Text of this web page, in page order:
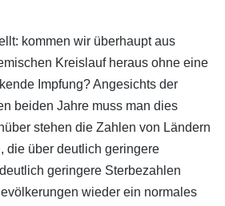
kommen wir überhaupt aus
Kreislauf heraus ohne eine
Impfung? Angesichts der
beiden Jahre muss man dies
stehen die Zahlen von Ländern
die über deutlich geringere
geringere Sterbezahlen
wieder ein normales